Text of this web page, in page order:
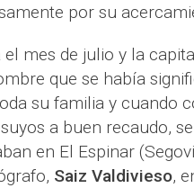
por su
el mes de julio y la
que se había
su familia y cuando
a buen recaudo,
en El Espinar
Saiz Valdivieso,